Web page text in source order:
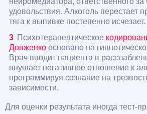
удовольствия. Алкоголь перестает
тяга к выпивке постепенно исчезает.
Психотерапевтическое
Довженко основано на
Врач вводит пациента в
внушает негативное отношение к
программируя сознание на
зависимости.
Для оценки результата иногда тест-